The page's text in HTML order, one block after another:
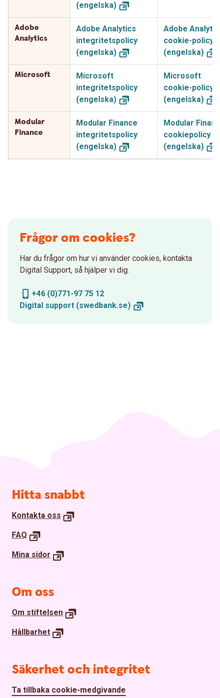
(engelska)
Adobe
Analytics
Adobe Analytics
integritetspolicy
(engelska)
Adobe
cookie-policy
(engelska)
Microsoft
Microsoft
integritetspolicy
(engelska)
Microsoft
cookie-policy
(engelska)
Modular
Finance
Modular Finance
integritetspolicy
(engelska)
Modular
cookiepolicy
(engelska)
Frågor om cookies?
Har du frågor om hur vi använder cookies, kontakta
Digital Support, så hjälper vi dig.
+46 (0)771-97 75 12
Digital support (swedbank.se)
Sidfot
Hitta snabbt
Kontakta oss
FAQ
Mina sidor
Om oss
Om stiftelsen
Hållbarhet
Säkerhet och integritet
Ta tillbaka cookie-medgivande